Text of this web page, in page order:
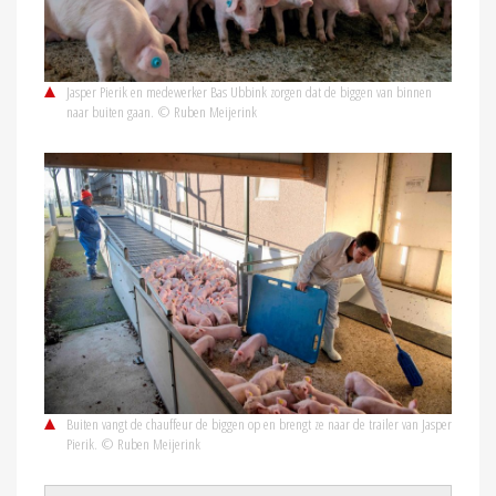
Jasper Pierik en medewerker Bas Ubbink zorgen dat de biggen van binnen
naar buiten gaan. © Ruben Meijerink
Buiten vangt de chauffeur de biggen op en brengt ze naar de trailer van Jasper
Pierik. © Ruben Meijerink